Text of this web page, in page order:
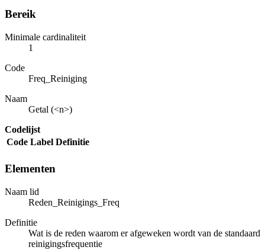
Bereik
Minimale cardinaliteit
1
Code
Freq_Reiniging
Naam
Getal (<n>)
Codelijst
Code Label Definitie
Elementen
Naam lid
Reden_Reinigings_Freq
Definitie
Wat is de reden waarom er afgeweken wordt van de standaard
reinigingsfrequentie